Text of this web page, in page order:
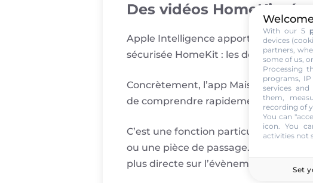
Des vidéos HomeKit
Apple Intelligence apporte aussi une
sécurisée HomeKit : les descriptions
Concrètement, l’app Maison peut
de comprendre rapidement ce qui
C’est une fonction particulièrement
ou une pièce de passage. Au lieu de
plus directe sur l’évènement détecté.
With our 5
devices
partners,
some of us,
Processing
programs,
services
them,
recording of
You can
icon. You
activities not
Set